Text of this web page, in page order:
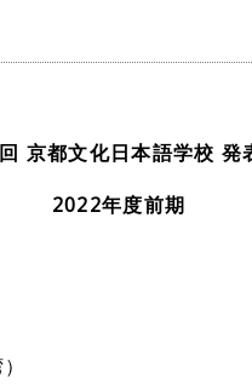
京都文化日本語学校 発
2022年度前期